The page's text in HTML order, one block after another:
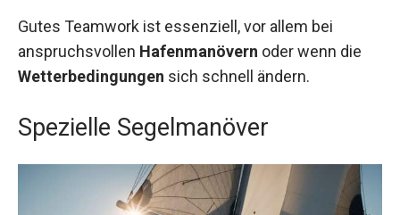
Gutes Teamwork ist essenziell, vor allem bei
anspruchsvollen Hafenmanövern oder wenn die
Wetterbedingungen sich schnell ändern.
Spezielle Segelmanöver